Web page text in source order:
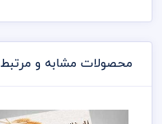
محصولات مشابه و مرتبط